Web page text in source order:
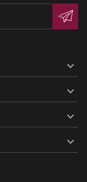



